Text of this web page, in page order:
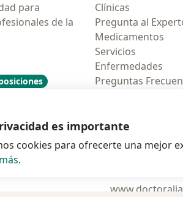
para
de la
Clínicas
Pregunta al
Medicamentos
Servicios
Enfermedades
Preguntas
Polska se abre en
se
es importante
cookies para ofrecerte una mejor
.